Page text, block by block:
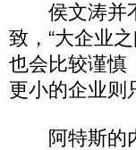
侯文涛并不
致，“大企业
也会比较谨慎
更小的企业则
阿特斯的内